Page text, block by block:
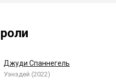
Джуди Спаннегель
Уэнздей (2022)